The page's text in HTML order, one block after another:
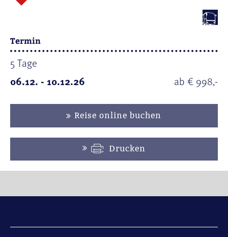
Termin
5 Tage
06.12. - 10.12.26
ab € 998,-
Reise online buchen
Drucken